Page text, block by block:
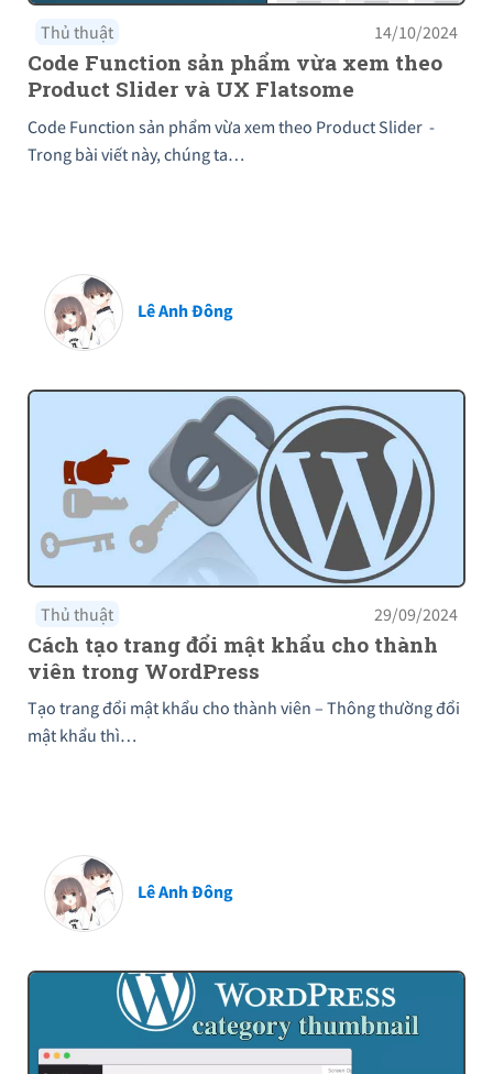
Thủ thuật 14/10/2024
Code Function sản phẩm vừa xem theo
Product Slider và UX Flatsome
Code Function sản phẩm vừa xem theo Product Slider -
Trong bài viết này, chúng ta…
Lê Anh Đông
Thủ thuật 29/09/2024
Cách tạo trang đổi mật khẩu cho thành
viên trong WordPress
Tạo trang đổi mật khẩu cho thành viên – Thông thường đổi
mật khẩu thì…
Lê Anh Đông